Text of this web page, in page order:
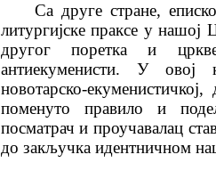
Са друге стране,
литургијске праксе у
другог поретка и
антиекуменисти. У овој
новотарско-
поменуто правило и
посматрач и проучавалац
до закључка идентничном